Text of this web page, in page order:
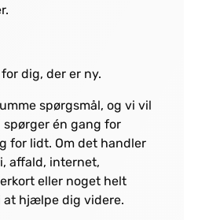
dig, der er ny.
spørgsmål, og vi vil
spørger én gang for
for lidt. Om det handler
affald, internet,
eller noget helt
at hjælpe dig videre.